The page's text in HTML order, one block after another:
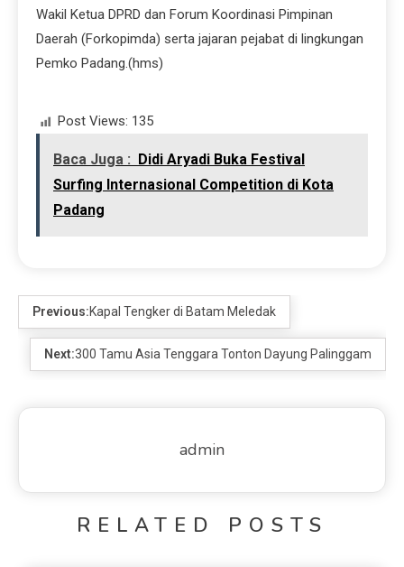
Wakil Ketua DPRD dan Forum Koordinasi Pimpinan
Daerah (Forkopimda) serta jajaran pejabat di lingkungan
Pemko Padang.(hms)
Post Views: 135
Baca Juga :
Didi Aryadi Buka Festival
Surfing Internasional Competition di Kota
Padang
Previous:Kapal Tengker di Batam Meledak
Next:300 Tamu Asia Tenggara Tonton Dayung Palinggam
admin
RELATED POSTS